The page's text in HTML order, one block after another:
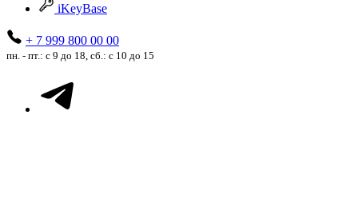
iKeyBase
+ 7 999 800 00 00
пн. - пт.: с 9 до 18, сб.: с 10 до 15